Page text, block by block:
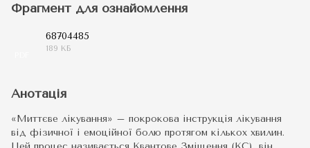
Фрагмент для ознайомлення
68704485
189 КБ
Анотація
«Миттєве лікування» – покрокова інструкція лікування
від фізичної і емоційної болю протягом кількох хвилин.